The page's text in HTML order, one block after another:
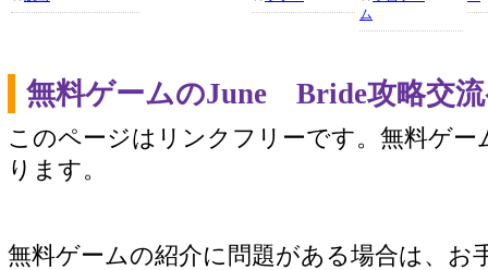
ム
無料ゲームのJune Bride攻略交
このページはリンクフリーです。無料ゲー
ります。
無料ゲームの紹介に問題がある場合は、お